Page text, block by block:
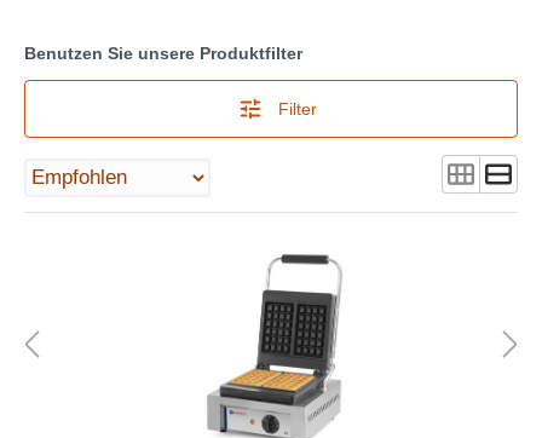
Benutzen Sie unsere Produktfilter
Filter